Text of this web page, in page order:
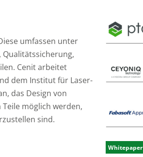
umfassen unter
Cenit arbeitet
dem Institut für Laser-
das Design von
möglich werden,
sind.
Whitepaper